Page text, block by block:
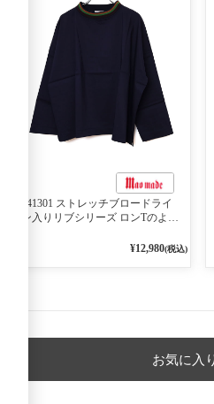
541301 ストレッチブロードライ
ン入りリブシリーズ ロンTのよう
プルオーバー 79ネイビー¥12,980(税込)
お気に入